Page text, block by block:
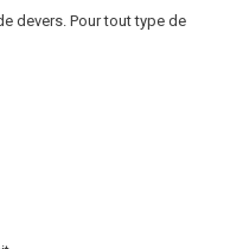
devers. Pour tout type de